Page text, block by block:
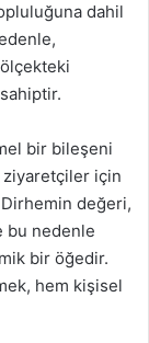
dahil
bir bileşeni
ziyaretçiler için
değeri,
bu nedenle
bir öğedir.
hem kişisel